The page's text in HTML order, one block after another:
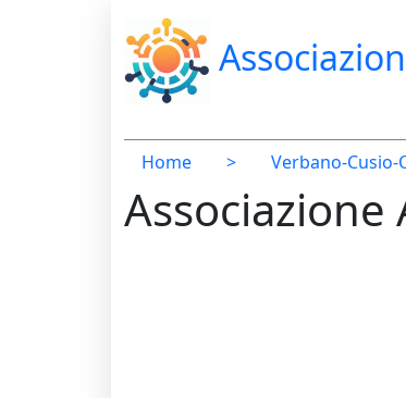
Home > Verbano-Cusio-
Associazione